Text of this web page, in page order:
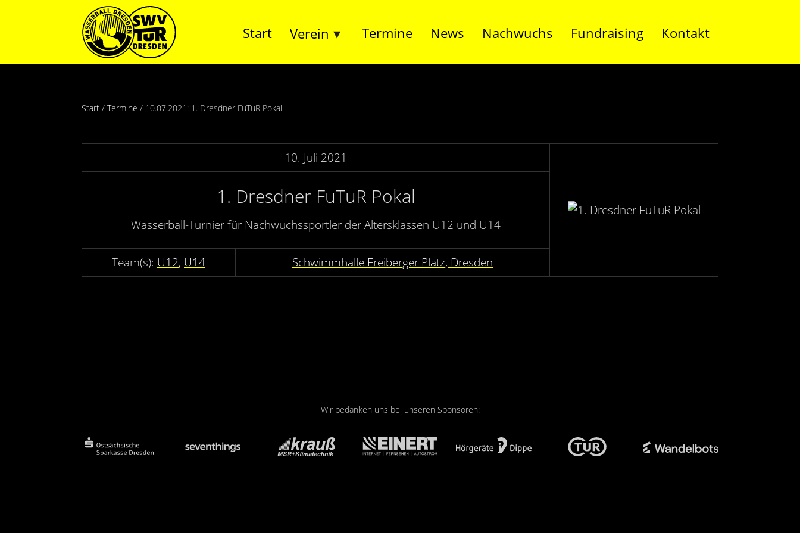
Start Verein Termine News Nachwuchs Fundraising Kontakt
Start Termine 10.07.2021: 1. Dresdner FuTuR Pokal
10. Juli 2021
1. Dresdner FuTuR Pokal
Wasserball-Turnier für Nachwuchssportler der Altersklassen U12 und U14
U12 U14 Schwimmhalle Freiberger Platz, Dresden
Wir bedanken uns bei unseren Sponsoren: